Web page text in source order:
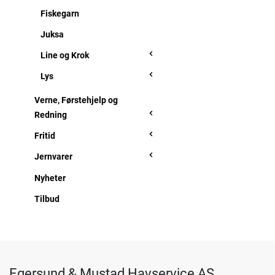
Fiskegarn
Juksa
Line og Krok
Lys
Verne, Førstehjelp og
Redning
Fritid
Jernvarer
Nyheter
Tilbud